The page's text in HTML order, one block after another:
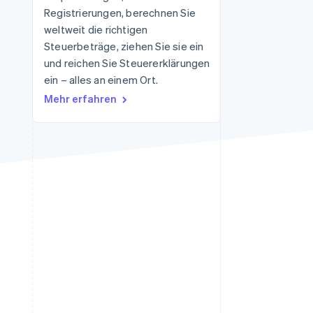
Stripe-Sessions 2026
Erfahren Sie, wie Stripe
Lösungen für die
Wirtschaftsinfrastruktur
Registrierungen, berechnen Sie
weltweit die richtigen
Steuerbeträge, ziehen Sie sie ein
und reichen Sie Steuererklärungen
ein – alles an einem Ort.
Mehr erfahren